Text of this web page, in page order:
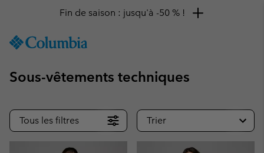
TO
SKIP
NAV
SKIP
Fin de saison : jusqu'à -50 % !
Sous-vêtements techniques
Tous les filtres Trier